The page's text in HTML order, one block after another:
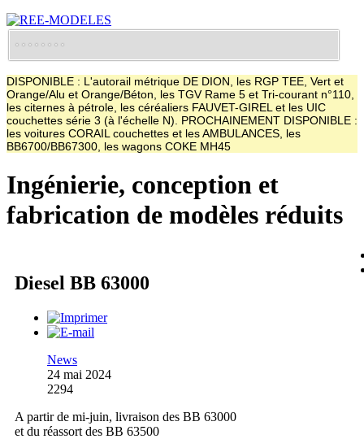
DISPONIBLE : L'autorail métrique DE DION, les RGP TEE, Vert et
Orange/Alu et Orange/Béton, les TGV Rame 5 et Tri-courant n°110,
les citernes à pétrole, les céréaliers FAUVET-GIREL et les UIC
couchettes série 3 (à l'échelle N). PROCHAINEMENT DISPONIBLE :
les voitures CORAIL couchettes et les AMBULANCES, les
BB6700/BB67300, les wagons COKE MH45
Ingénierie, conception et
fabrication de modèles réduits
Diesel BB 63000
News
24 mai 2024
2294
A partir de mi-juin, livraison des BB 63000
et du réassort des BB 63500